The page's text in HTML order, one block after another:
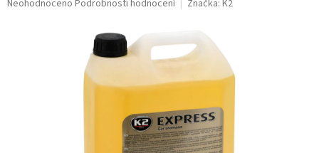
Průměrné
Neohodnoceno Podrobnosti hodnocení Značka: K2